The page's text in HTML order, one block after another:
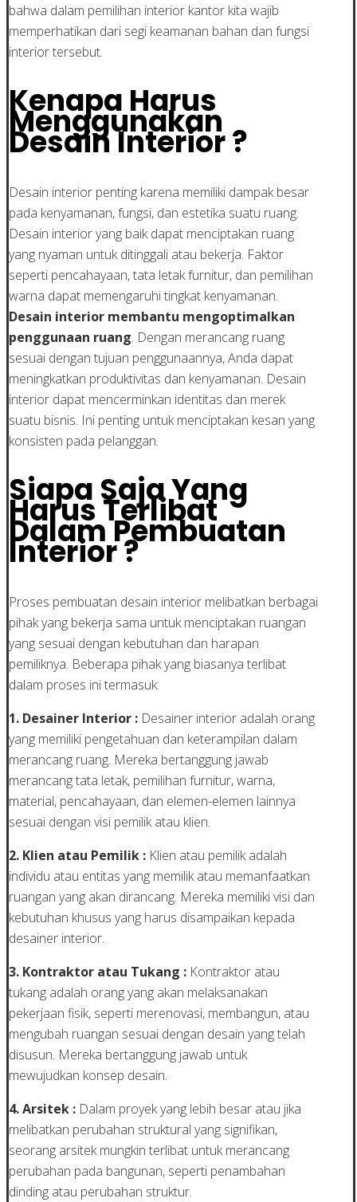
bahwa dalam pemilihan interior kantor kita wajib
memperhatikan dari segi keamanan bahan dan fungsi
interior tersebut.
Kenapa Harus
Menggunakan
Desain Interior ?
Desain interior penting karena memiliki dampak besar
pada kenyamanan, fungsi, dan estetika suatu ruang.
Desain interior yang baik dapat menciptakan ruang
yang nyaman untuk ditinggali atau bekerja. Faktor
seperti pencahayaan, tata letak furnitur, dan pemilihan
warna dapat memengaruhi tingkat kenyamanan.
Desain interior membantu mengoptimalkan
penggunaan ruang. Dengan merancang ruang
sesuai dengan tujuan penggunaannya, Anda dapat
meningkatkan produktivitas dan kenyamanan. Desain
interior dapat mencerminkan identitas dan merek
suatu bisnis. Ini penting untuk menciptakan kesan yang
konsisten pada pelanggan.
Siapa Saja Yang
Harus Terlibat
Dalam Pembuatan
Interior ?
Proses pembuatan desain interior melibatkan berbagai
pihak yang bekerja sama untuk menciptakan ruangan
yang sesuai dengan kebutuhan dan harapan
pemiliknya. Beberapa pihak yang biasanya terlibat
dalam proses ini termasuk:
1. Desainer Interior : Desainer interior adalah orang
yang memiliki pengetahuan dan keterampilan dalam
merancang ruang. Mereka bertanggung jawab
merancang tata letak, pemilihan furnitur, warna,
material, pencahayaan, dan elemen-elemen lainnya
sesuai dengan visi pemilik atau klien.
2. Klien atau Pemilik : Klien atau pemilik adalah
individu atau entitas yang memilik atau memanfaatkan
ruangan yang akan dirancang. Mereka memiliki visi dan
kebutuhan khusus yang harus disampaikan kepada
desainer interior.
3. Kontraktor atau Tukang : Kontraktor atau
tukang adalah orang yang akan melaksanakan
pekerjaan fisik, seperti merenovasi, membangun, atau
mengubah ruangan sesuai dengan desain yang telah
disusun. Mereka bertanggung jawab untuk
mewujudkan konsep desain.
4. Arsitek : Dalam proyek yang lebih besar atau jika
melibatkan perubahan struktural yang signifikan,
seorang arsitek mungkin terlibat untuk merancang
perubahan pada bangunan, seperti penambahan
dinding atau perubahan struktur.